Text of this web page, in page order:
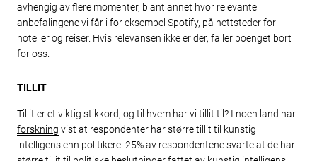
avhengig av flere momenter, blant annet hvor relevante
anbefalingene vi får i for eksempel Spotify, på nettsteder for
hoteller og reiser. Hvis relevansen ikke er der, faller poenget bort
for oss.
TILLIT
Tillit er et viktig stikkord, og til hvem har vi tillit til? I noen land har
forskning vist at respondenter har større tillit til kunstig
intelligens enn politikere. 25% av respondentene svarte at de har